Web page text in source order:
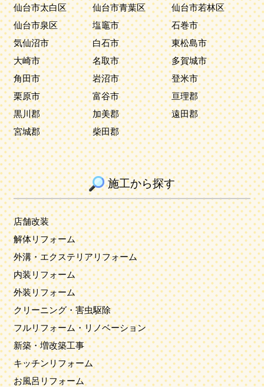
仙台市太白区
仙台市青葉区
仙台市若林区
仙台市泉区
塩竈市
石巻市
気仙沼市
白石市
東松島市
大崎市
名取市
多賀城市
角田市
岩沼市
登米市
栗原市
富谷市
亘理郡
黒川郡
加美郡
遠田郡
宮城郡
柴田郡
施工から探す
店舗改装
解体リフォーム
外溝・エクステリアリフォーム
内装リフォーム
外装リフォーム
クリーニング・害虫駆除
フルリフォーム・リノベーション
新築・増改築工事
キッチンリフォーム
お風呂リフォーム